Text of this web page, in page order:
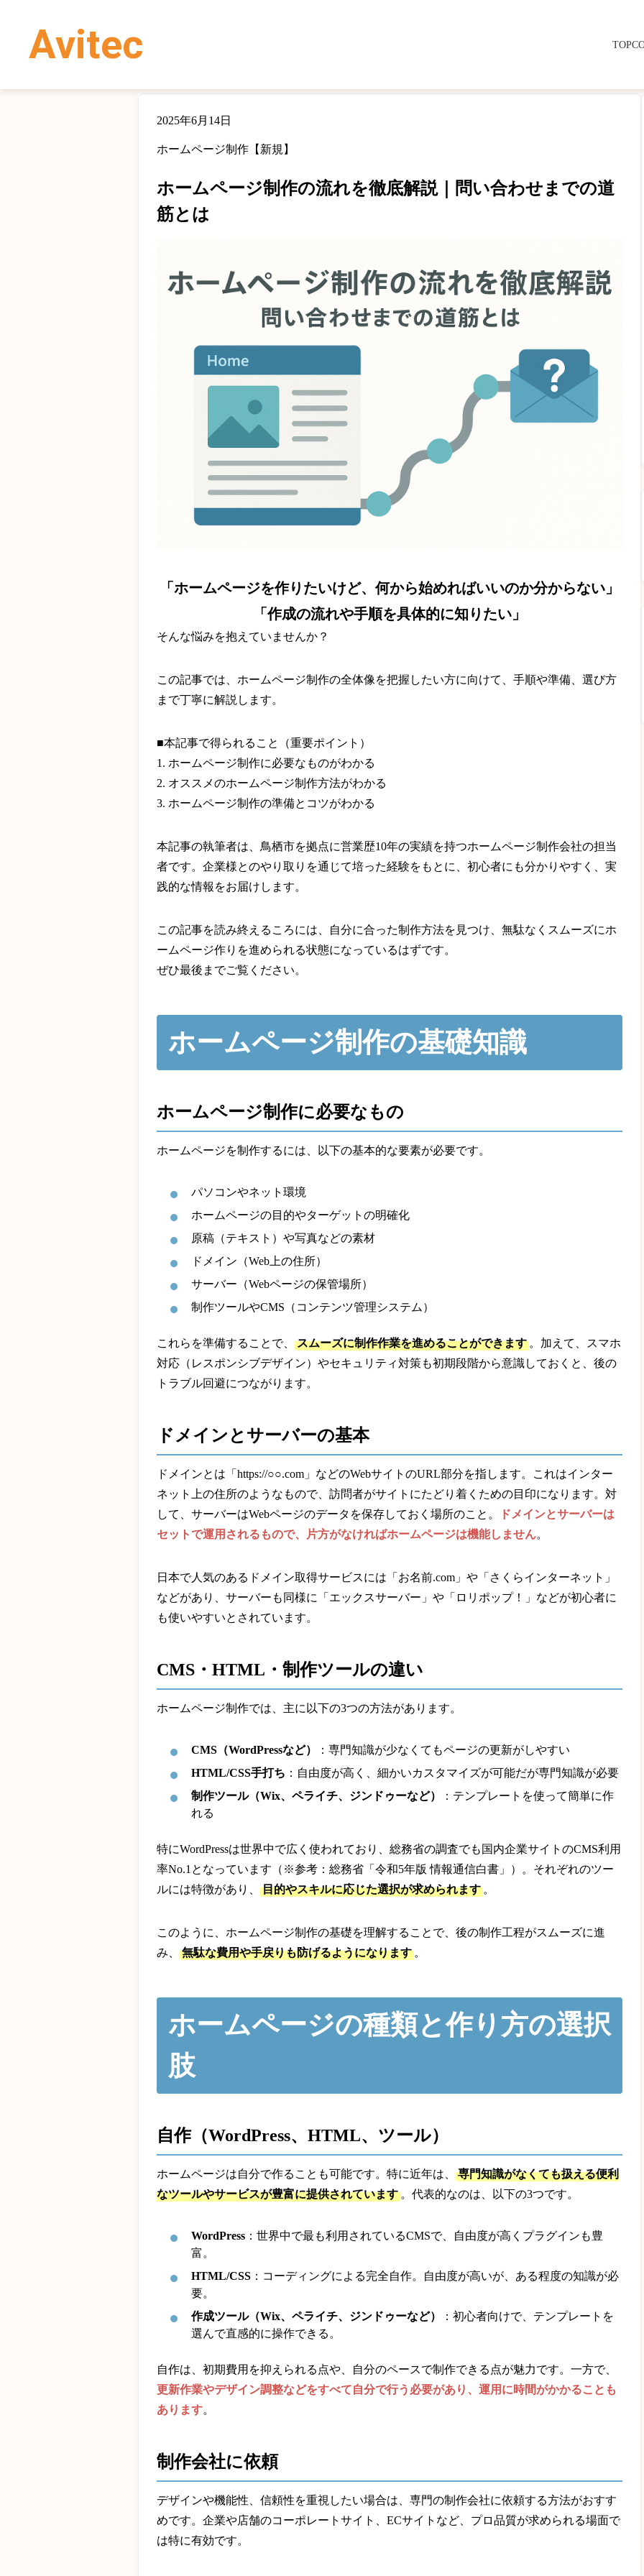
Avitec TOP
2025年6月14日
ホームページ制作【新規】
ホームページ制作の流れを徹底解説｜問い合わせまでの道
筋とは
「ホームページを作りたいけど、何から始めればいいのか分からない」
「作成の流れや手順を具体的に知りたい」
そんな悩みを抱えていませんか？
この記事では、ホームページ制作の全体像を把握したい方に向けて、手順や準備、選び方
まで丁寧に解説します。
■本記事で得られること（重要ポイント）
1. ホームページ制作に必要なものがわかる
2. オススメのホームページ制作方法がわかる
3. ホームページ制作の準備とコツがわかる
本記事の執筆者は、鳥栖市を拠点に営業歴10年の実績を持つホームページ制作会社の担当
者です。企業様とのやり取りを通じて培った経験をもとに、初心者にも分かりやすく、実
践的な情報をお届けします。
この記事を読み終えるころには、自分に合った制作方法を見つけ、無駄なくスムーズにホ
ームページ作りを進められる状態になっているはずです。
ぜひ最後までご覧ください。
ホームページ制作の基礎知識
ホームページ制作に必要なもの
ホームページを制作するには、以下の基本的な要素が必要です。
パソコンやネット環境
ホームページの目的やターゲットの明確化
原稿（テキスト）や写真などの素材
ドメイン（Web上の住所）
サーバー（Webページの保管場所）
制作ツールやCMS（コンテンツ管理システム）
これらを準備することで、 スムーズに制作作業を進めることができます 。加えて、スマホ
対応（レスポンシブデザイン）やセキュリティ対策も初期段階から意識しておくと、後の
トラブル回避につながります。
ドメインとサーバーの基本
ドメインとは「https://○○.com」などのWebサイトのURL部分を指します。これはインター
ネット上の住所のようなもので、訪問者がサイトにたどり着くための目印になります。対
して、サーバーはWebページのデータを保存しておく場所のこと。
ドメインとサーバーは
セットで運用されるもので、片方がなければホームページは機能しません。
日本で人気のあるドメイン取得サービスには「お名前.com」や「さくらインターネット」
などがあり、サーバーも同様に「エックスサーバー」や「ロリポップ！」などが初心者に
も使いやすいとされています。
CMS・HTML・制作ツールの違い
ホームページ制作では、主に以下の3つの方法があります。
CMS（WordPressなど）
：専門知識が少なくてもページの更新がしやすい
HTML/CSS手打ち ：自由度が高く、細かいカスタマイズが可能だが専門知識が必要
制作ツール（Wix、ペライチ、ジンドゥーなど）
：テンプレートを使って簡単に作
れる
特にWordPressは世界中で広く使われており、総務省の調査でも国内企業サイトのCMS利用
率No.1となっています（※参考：総務省「令和5年版 情報通信白書」）。それぞれのツー
ルには特徴があり、
目的やスキルに応じた選択が求められます 。
このように、ホームページ制作の基礎を理解することで、後の制作工程がスムーズに進
み、
無駄な費用や手戻りも防げるようになります 。
ホームページの種類と作り方の選択
肢
自作（WordPress、HTML、ツール）
ホームページは自分で作ることも可能です。特に近年は、
専門知識がなくても扱える便利
なツールやサービスが豊富に提供されています 。代表的なのは、以下の3つです。
WordPress：世界中で最も利用されているCMSで、自由度が高くプラグインも豊
富。
HTML/CSS：コーディングによる完全自作。自由度が高いが、ある程度の知識が必
要。
作成ツール（Wix、ペライチ、ジンドゥーなど）
：初心者向けで、テンプレートを
選んで直感的に操作できる。
自作は、初期費用を抑えられる点や、自分のペースで制作できる点が魅力です。一方で、
更新作業やデザイン調整などをすべて自分で行う必要があり、運用に時間がかかることも
あります。
制作会社に依頼
デザインや機能性、信頼性を重視したい場合は、専門の制作会社に依頼する方法がおすす
めです。企業や店舗のコーポレートサイト、ECサイトなど、プロ品質が求められる場面で
は特に有効です。